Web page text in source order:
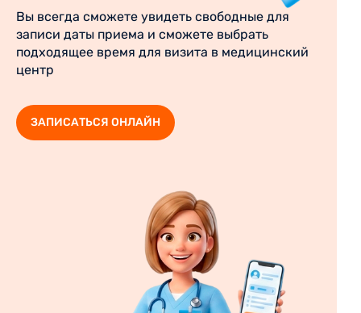
Вы всегда сможете увидеть свободные для
записи даты приема и сможете выбрать
подходящее время для визита в медицинский
центр
ЗАПИСАТЬСЯ ОНЛАЙН